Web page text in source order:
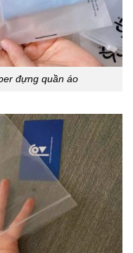
đựng quần áo